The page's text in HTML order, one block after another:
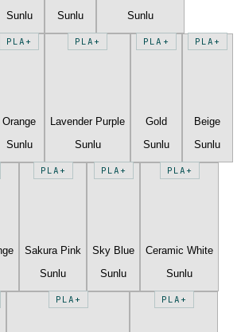
Sunlu
Sunlu
Sunlu
PLA+
Orange
Sunlu
PLA+
Lavender Purple
Sunlu
PLA+
Gold
Sunlu
PLA+
Beige
Sunlu
PLA+
Sakura Pink
Sunlu
PLA+
Sky Blue
Sunlu
PLA+
Ceramic White
Sunlu
PLA+ PLA+